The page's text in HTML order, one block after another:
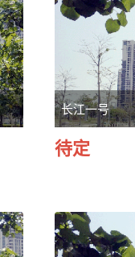
长江一号
待定